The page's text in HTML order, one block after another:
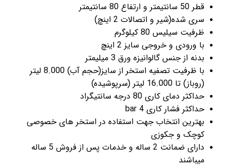
قطر 50 سانتیمتر و ارتفاع 80 سانتیمتر
سری شده(شیر و اتصالات 2 اینچ)
ظرفیت سیلیس 80 کیلوگرم
با ورودی و خروجی سایز 2 اینچ
بدنه از جنس گالوانیزه ورق 3 میلیمتر
با ظرفیت تصفیه استخر از سایز(حجم آب) 8.000 لیتر
(روباز) تا 16.000 لیتر (سرپوشیده)
حداکثر دمای کاری 80 درجه سانتیگراد
حداکثر فشار کاری 4 bar
بهترین انتخاب جهت استفاده در استخر های خصوصی
کوچک و جکوزی
دارای ضمانت 2 ساله و خدمات پس از فروش 5 ساله
میباشند